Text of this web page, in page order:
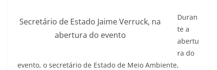
Secretário de Estado Jaime Verruck, na
abertura do evento
Duran
te a
abertu
ra do
evento, o secretário de Estado de Meio Ambiente,